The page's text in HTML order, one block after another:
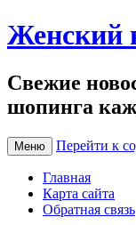
Женский
Свежие
шопинга
Меню Перейти к
Главная
Карта сайта
Обратная связь